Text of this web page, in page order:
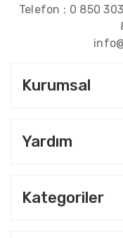
Telefon : 0 850
Kurumsal
Yardım
Kategoriler